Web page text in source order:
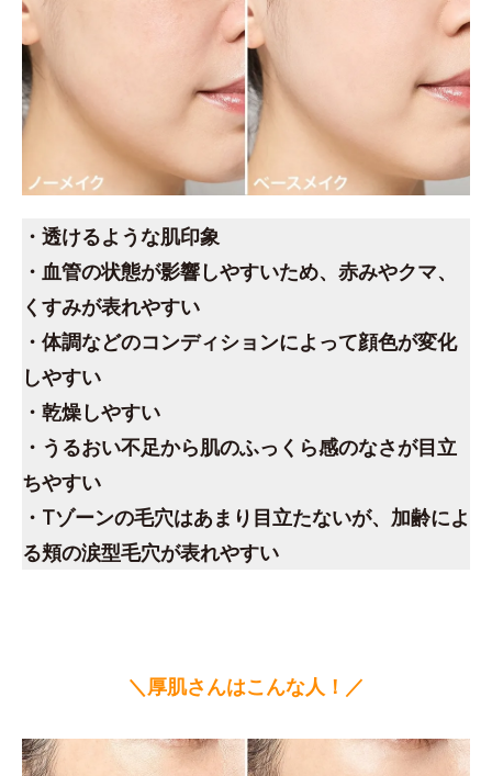
・透けるような肌印象
・血管の状態が影響しやすいため、赤みやクマ、
くすみが表れやすい
・体調などのコンディションによって顔色が変化
しやすい
・乾燥しやすい
・うるおい不足から肌のふっくら感のなさが目立
ちやすい
・Tゾーンの毛穴はあまり目立たないが、加齢によ
る頬の涙型毛穴が表れやすい
＼厚肌さんはこんな人！／